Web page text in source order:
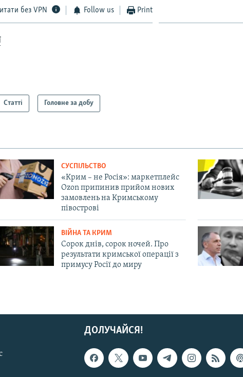
без VPN Follow us Print
Статті Головне за добу
СУСПІЛЬСТВО
«Крим – не Росія»: маркетплейс
Ozon припинив прийом нових
замовлень на Кримському
півострові
ВІЙНА ТА КРИМ
Сорок днів, сорок ночей. Про
результати кримської операції з
примусу Росії до миру
ДОЛУЧАЙСЯ!